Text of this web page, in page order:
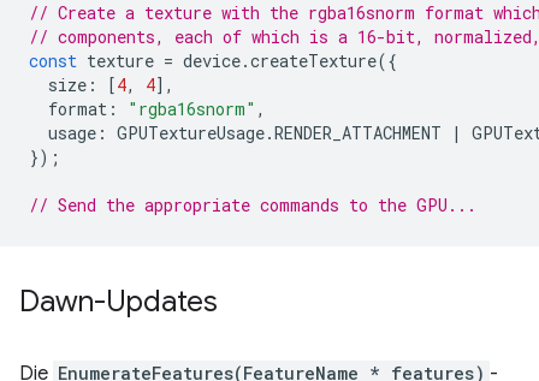
// Create a texture with the rgba16snorm format
// components, each of which is a 16-bit,
const texture = device.createTexture({
size : [4, 4],
format : "rgba16snorm" ,
usage : GPUTextureUsage.RENDER_ATTACHMENT |
});
// Send the appropriate commands to the GPU...
Dawn-Updates
Die EnumerateFeatures(FeatureName * features) -